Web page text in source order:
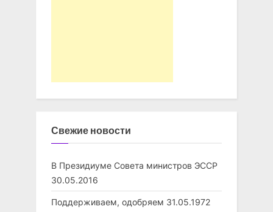
Свежие новости
В Президиуме Совета министров ЭССР
30.05.2016
Поддерживаем, одобряем 31.05.1972